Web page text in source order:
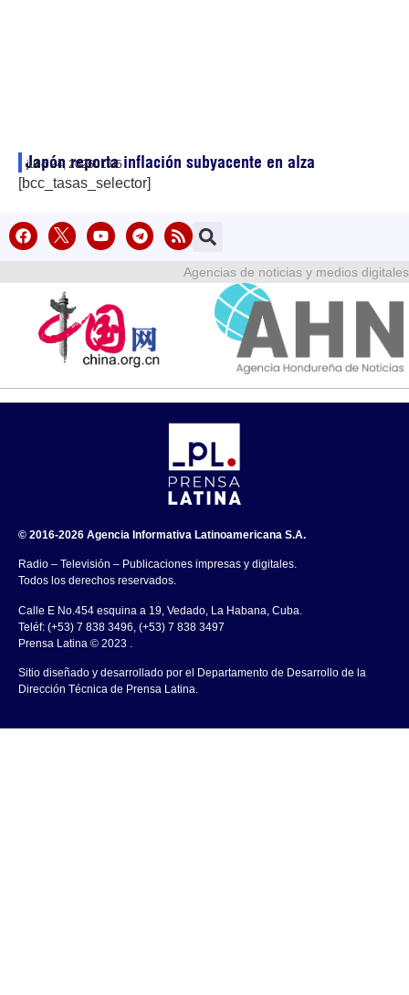
Japón reporta inflación subyacente en alza
julio 24, 202601:05
[bcc_tasas_selector]
Agencias de noticias y medios digitales
© 2016-2026 Agencia Informativa Latinoamericana S.A.
Radio – Televisión – Publicaciones impresas y digitales.
Todos los derechos reservados.
Calle E No.454 esquina a 19, Vedado, La Habana, Cuba.
Teléf: (+53) 7 838 3496, (+53) 7 838 3497
Prensa Latina © 2023 .
Sitio diseñado y desarrollado por el Departamento de Desarrollo de la
Dirección Técnica de Prensa Latina.